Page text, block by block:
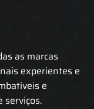
as marcas
experientes e
e
serviços.